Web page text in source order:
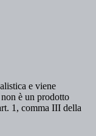
e viene
è un prodotto
1, comma III della